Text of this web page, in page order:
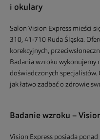
i okulary
Salon Vision Express mieści
310, 41-710 Ruda Śląska.
korekcyjnych,
Badania wzroku wykonujemy
doświadczonych specjalistów.
jak łatwo zadbać o zdrowie
Badanie wzroku –
Vision Express posiada